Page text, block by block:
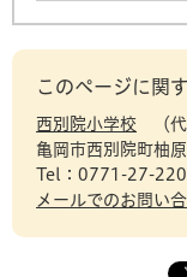
このページに関
西別院小学校
亀岡市西別院町柚
Tel：0771-27-
メールでのお問い